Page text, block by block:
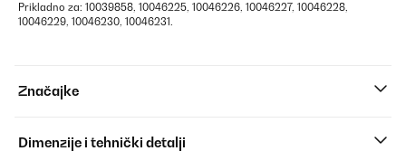
Prikladno za: 10039858, 10046225, 10046226, 10046227, 10046228,
10046229, 10046230, 10046231.
Značajke
Dimenzije i tehnički detalji